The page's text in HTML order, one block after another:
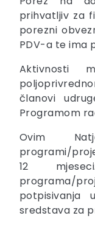
prihvatljiv za
porezni
PDV-a te ima
Aktivnosti
članovi
Programom
Ovim
programi/
12
potpisivanja
sredstava za